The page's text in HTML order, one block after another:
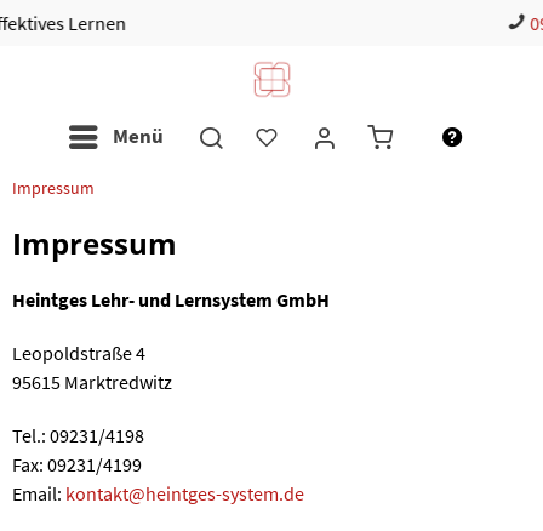
09231 / 4198
Menü
Impressum
Impressum
Heintges Lehr- und Lernsystem GmbH
Leopoldstraße 4
95615 Marktredwitz
Tel.: 09231/4198
Fax: 09231/4199
Email: kontakt@heintges-system.de